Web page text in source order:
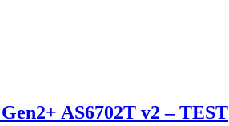
AS6702T v2 – TEST